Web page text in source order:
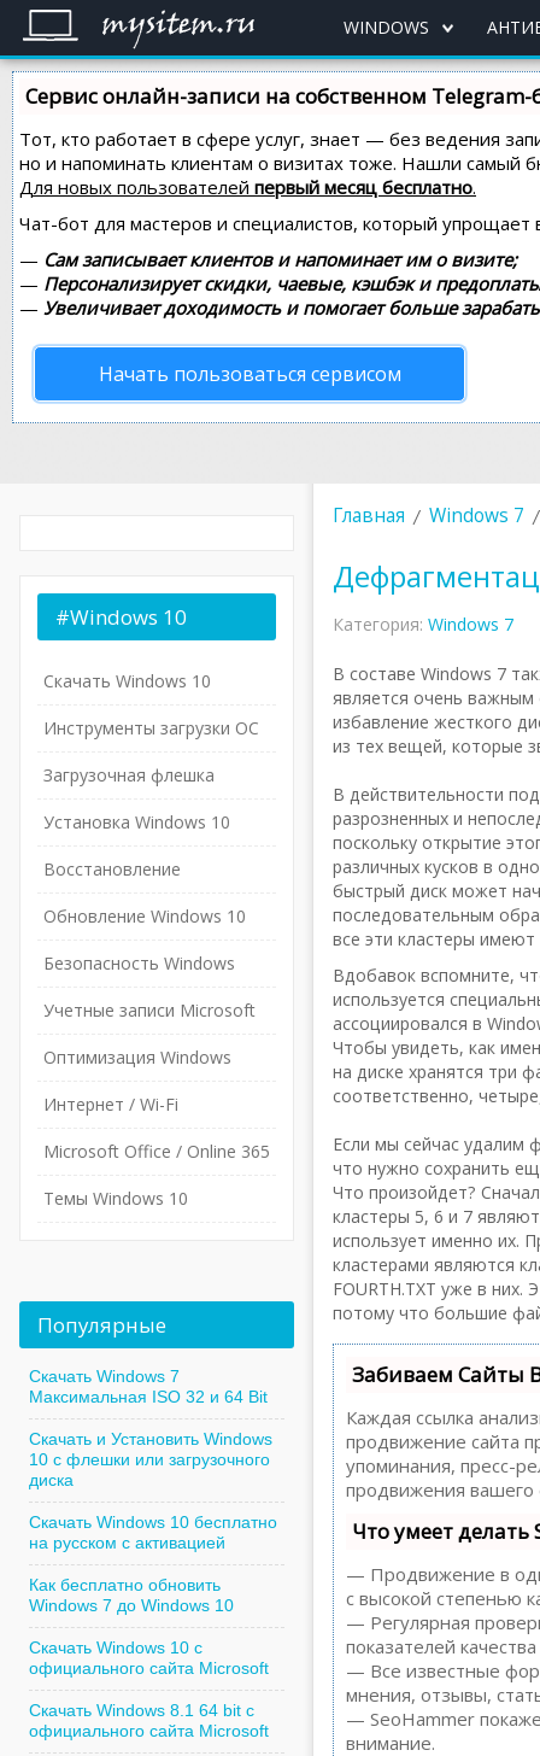
WINDOWS
Сервис онлайн-записи на собственном Telegram-
Тот, кто работает в сфере услуг, знает — без ведения
но и напоминать клиентам о визитах тоже. Нашли самый
Для новых пользователей первый месяц бесплатно.
Чат-бот для мастеров и специалистов, который упрощает
— Сам записывает клиентов и напоминает им о визите;
— Персонализирует скидки, чаевые, кэшбэк и
— Увеличивает доходимость и помогает больше
Начать пользоваться сервисом
Главная Windows 7
Категория: Windows 7
В составе Windows 7
является очень важным
избавление жесткого
из тех вещей, которые
В действительности
разрозненных и
поскольку открытие
различных кусков в
быстрый диск может
последовательным
все эти кластеры
Вдобавок вспомните,
используется
ассоциировался в
Чтобы увидеть, как
на диске хранятся три
соответственно,
Если мы сейчас удалим
что нужно сохранить
Что произойдет?
кластеры 5, 6 и 7
использует именно их.
кластерами являются
FOURTH.TXT уже в
потому что большие
Забиваем Сайты
Каждая ссылка
продвижение сайта
упоминания, пресс-
продвижения вашего
Что умеет делать
— Продвижение в
с высокой степенью
— Регулярная
показателей
— Все известные
мнения, отзывы,
— SeoHammer
внимание.
#Windows 10
Скачать Windows 10
Инструменты загрузки ОС
Загрузочная флешка
Установка Windows 10
Восстановление
Обновление Windows 10
Безопасность Windows
Учетные записи Microsoft
Оптимизация Windows
Интернет / Wi-Fi
Microsoft Office / Online 365
Темы Windows 10
Популярные
Скачать Windows 7
Максимальная ISO 32 и 64 Bit
Скачать и Установить Windows
10 с флешки или загрузочного
диска
Скачать Windows 10 бесплатно
на русском с активацией
Как бесплатно обновить
Windows 7 до Windows 10
Скачать Windows 10 с
официального сайта Microsoft
Скачать Windows 8.1 64 bit с
официального сайта Microsoft